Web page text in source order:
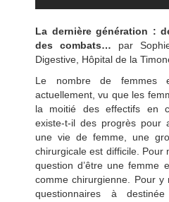
La dernière génération :
des combats… par
Digestive, Hôpital de la
Le nombre de femmes
actuellement, vu que les
la moitié des effectifs en
existe-t-il des progrès pour
une vie de femme, une
chirurgicale est difficile. Pour
question d’être une femme
comme chirurgienne. Pour y
questionnaires à